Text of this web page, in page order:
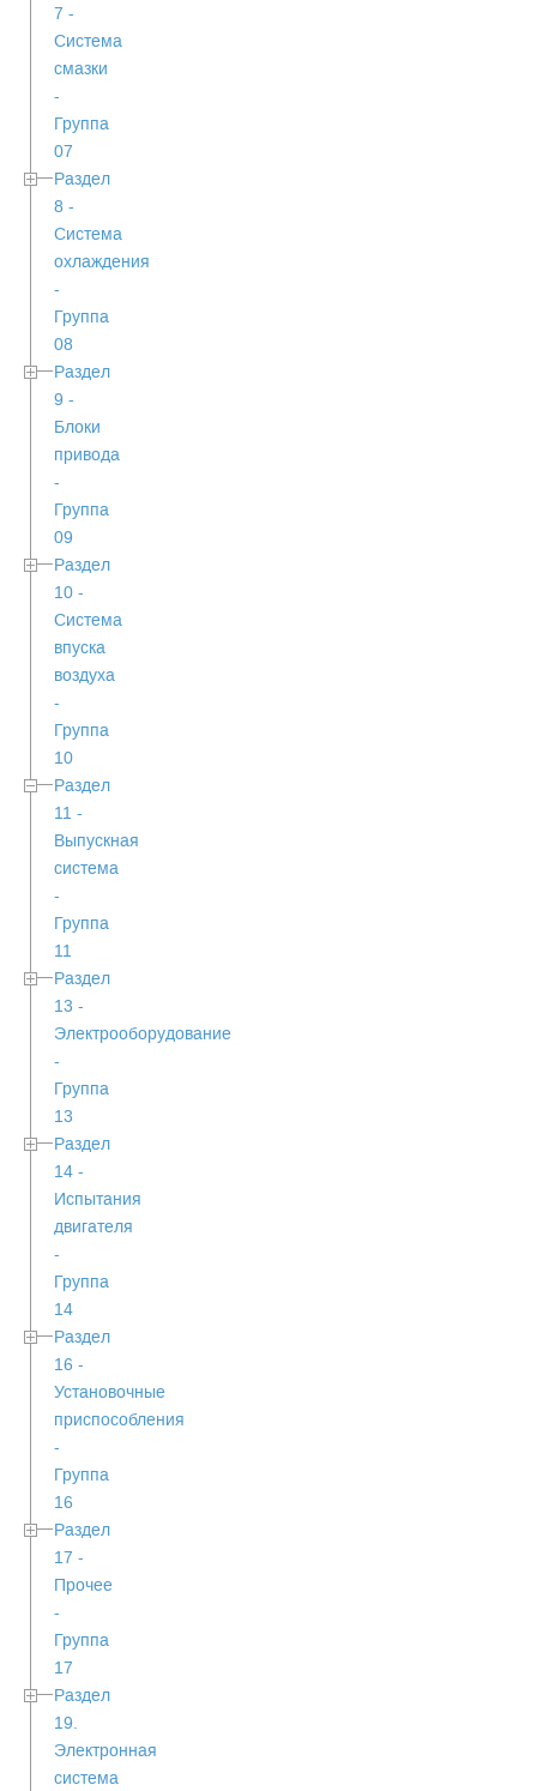
7 -
Система
смазки
-
Группа
07
Раздел
8 -
Система
охлаждения
-
Группа
08
Раздел
9 -
Блоки
привода
-
Группа
09
Раздел
10 -
Система
впуска
воздуха
-
Группа
10
Раздел
11 -
Выпускная
система
-
Группа
11
Раздел
13 -
Электрооборудование
-
Группа
13
Раздел
14 -
Испытания
двигателя
-
Группа
14
Раздел
16 -
Установочные
приспособления
-
Группа
16
Раздел
17 -
Прочее
-
Группа
17
Раздел
19.
Электронная
система